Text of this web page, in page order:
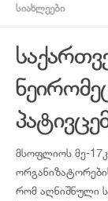
ᲡᲘᲐᲮᲚᲔᲔᲑᲘ
მსოფლიოს მე-
რომ აღნიშნული